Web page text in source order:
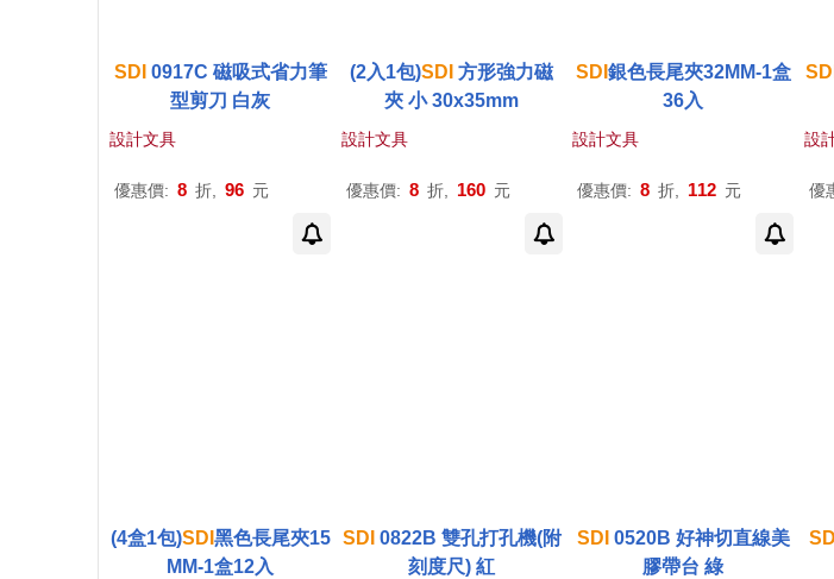
SDI 0917C 磁吸式省力筆
型剪刀 白灰
設計文具
優惠價: 8 折, 96 元
(2入1包)SDI 方形強力磁
夾 小 30x35mm
設計文具
優惠價: 8 折, 160 元
SDI 銀色長尾夾32MM-1盒
36入
設計文具
優惠價: 8 折, 112 元
SDI
設
優
(4盒1包)SDI 黑色長尾夾15
MM-1盒12入
SDI 0822B 雙孔打孔機(附
刻度尺) 紅
SDI 0520B 好神切直線美
膠帶台 綠
SDI